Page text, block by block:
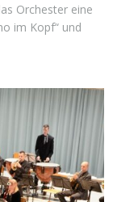
Orchester eine
im Kopf“ und